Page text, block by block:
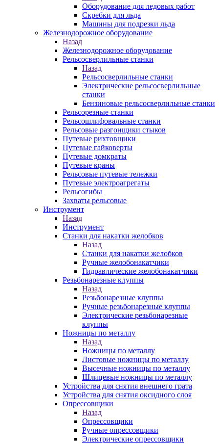
Оборудование для ледовых работ
Скребки для льда
Машины для подрезки льда
Железнодорожное оборудование
Назад
Железнодорожное оборудование
Рельсосверлильные станки
Назад
Рельсосверлильные станки
Электрические рельсосверлильные
станки
Бензиновые рельсосверлильные станки
Рельсорезные станки
Рельсошлифовальные станки
Рельсовые разгонщики стыков
Путевые рихтовщики
Путевые гайковерты
Путевые домкраты
Путевые краны
Рельсовые путевые тележки
Путевые электроагрегаты
Рельсогибы
Захваты рельсовые
Инструмент
Назад
Инструмент
Станки для накатки желобков
Назад
Станки для накатки желобков
Ручные желобонакатчики
Гидравлические желобонакатчики
Резьбонарезные клуппы
Назад
Резьбонарезные клуппы
Ручные резьбонарезные клуппы
Электрические резьбонарезные
клуппы
Ножницы по металлу
Назад
Ножницы по металлу
Листовые ножницы по металлу
Высечные ножницы по металлу
Шлицевые ножницы по металлу
Устройства для снятия внешнего грата
Устройства для снятия оксидного слоя
Опрессовщики
Назад
Опрессовщики
Ручные опрессовщики
Электрические опрессовщики